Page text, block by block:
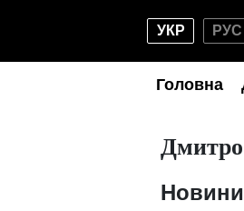
УКР РУС
Головна
Новини